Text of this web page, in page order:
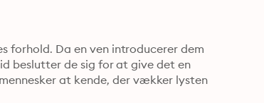
forhold. Da en ven introducerer dem
beslutter de sig for at give det en
at kende, der vækker lysten